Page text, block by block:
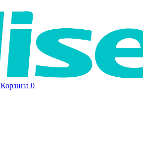
Корзина 0